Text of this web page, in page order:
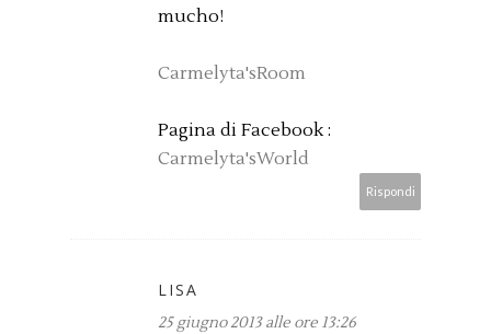
mucho!
Carmelyta'sRoom
Pagina di Facebook :
Carmelyta'sWorld
Rispondi
LISA
25 giugno 2013 alle ore 13:26